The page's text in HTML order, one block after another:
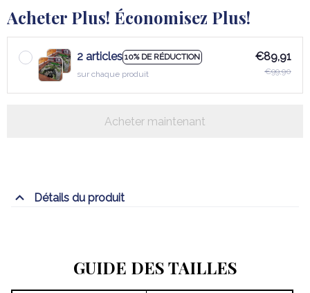
Acheter Plus! Économisez Plus!
2 articles 10% DE RÉDUCTION
sur chaque produit
€89,91
€99,90
Acheter maintenant
Détails du produit
GUIDE DES TAILLES